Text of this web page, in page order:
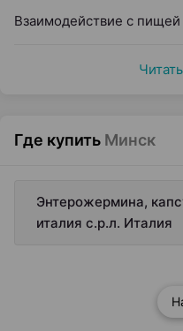
Взаимодействие с пищей
Где купить Минск
Энтерожермина,
италия с.р.л. Италия